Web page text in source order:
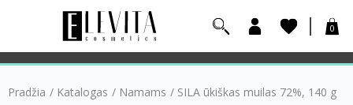
0
Pradžia / Katalogas / Namams / SILA ūkiškas muilas 72%, 140 g